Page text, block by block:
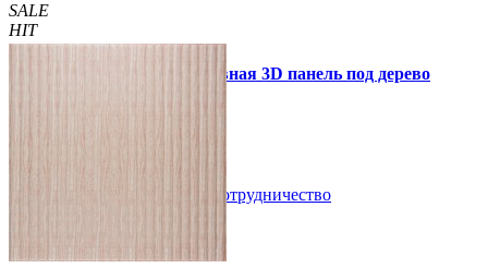
SALE
HIT
Самоклеющаяся декоративная 3D панель под дерево
Сотрудничество